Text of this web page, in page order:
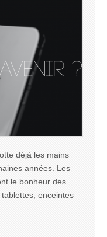
déjà les mains
années. Les
le bonheur des
enceintes